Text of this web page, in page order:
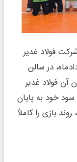
فولاد غدیر
عصر امروز، جمعه ۱۵ خردادماه، در سالن
آن فولاد غدیر
نخست را با نتیجه ۲۵ بر ۲۱ به سود خود به پایان
رساند و در ست دوم نیز با برتری ۲۵ بر ۱۷، روند بازی را کاملاً